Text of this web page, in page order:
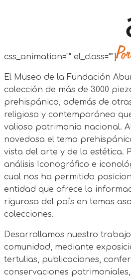
css_animation="" el_class=""]
El Museo de la Fundación
colección de más de 3000
prehispánico, además de
religioso y contemporáneo
valioso patrimonio nacional.
novedosa el tema
vista del arte y de la estética.
análisis Iconográfico e
cual nos ha permitido
entidad que ofrece la
rigurosa del país en temas
colecciones.
Desarrollamos nuestro
comunidad, mediante
tertulias, publicaciones,
conservaciones